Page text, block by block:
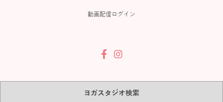
動画配信ログイン
ヨガスタジオ検索